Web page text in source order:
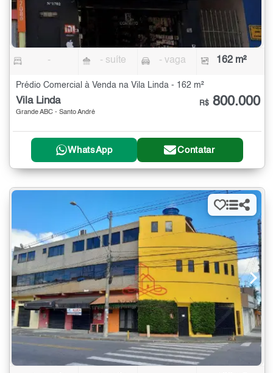
- - suíte - vaga 162 m²
Prédio Comercial à Venda na Vila Linda - 162 m²
Vila Linda
Grande ABC - Santo André
R$ 800.000
WhatsApp Contatar